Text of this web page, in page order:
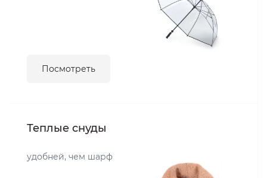
Посмотреть
Теплые снуды
удобней, чем шарф